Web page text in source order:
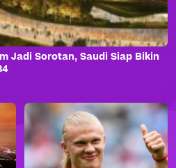
Jadi Sorotan, Saudi Siap Bikin